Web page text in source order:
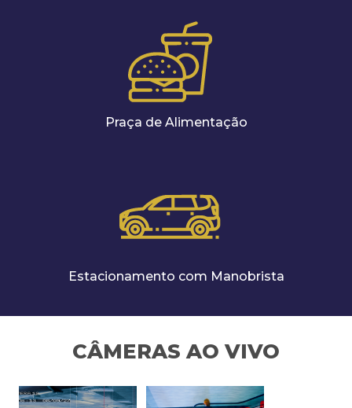
Praça de Alimentação
Estacionamento com Manobrista
CÂMERAS AO VIVO